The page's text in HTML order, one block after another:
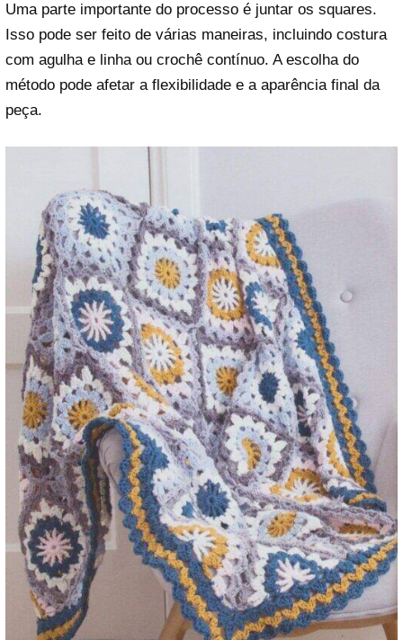
Uma parte importante do processo é juntar os squares.
Isso pode ser feito de várias maneiras, incluindo costura
com agulha e linha ou crochê contínuo. A escolha do
método pode afetar a flexibilidade e a aparência final da
peça.